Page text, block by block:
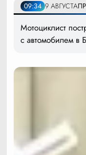
09:34 9 АВГУСТА
Мотоциклист
с автомобилем в